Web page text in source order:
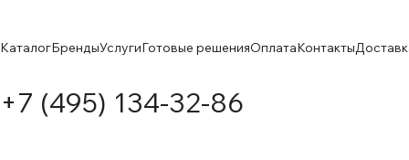
КаталогБрендыУслугиГотовые решенияОплатаКонтакты
+7 (495) 134-32-86